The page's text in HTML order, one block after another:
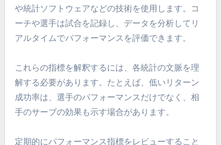
や統計ソフトウェアなどの技術を使用します。コ
ーチや選手は試合を記録し、データを分析してリ
アルタイムでパフォーマンスを評価できます。
これらの指標を解釈するには、各統計の文脈を理
解する必要があります。たとえば、低いリターン
成功率は、選手のパフォーマンスだけでなく、相
手のサーブの効果も示す場合があります。
定期的にパフォーマンス指標をレビューすること